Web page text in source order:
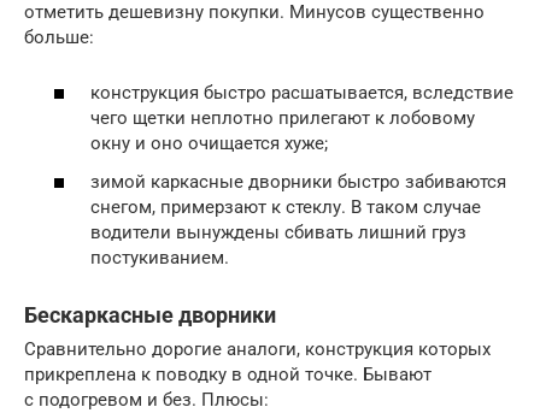
отметить дешевизну покупки. Минусов существенно
больше:
конструкция быстро расшатывается, вследствие
чего щетки неплотно прилегают к лобовому
окну и оно очищается хуже;
зимой каркасные дворники быстро забиваются
снегом, примерзают к стеклу. В таком случае
водители вынуждены сбивать лишний груз
постукиванием.
Бескаркасные дворники
Сравнительно дорогие аналоги, конструкция которых
прикреплена к поводку в одной точке. Бывают
с подогревом и без. Плюсы: